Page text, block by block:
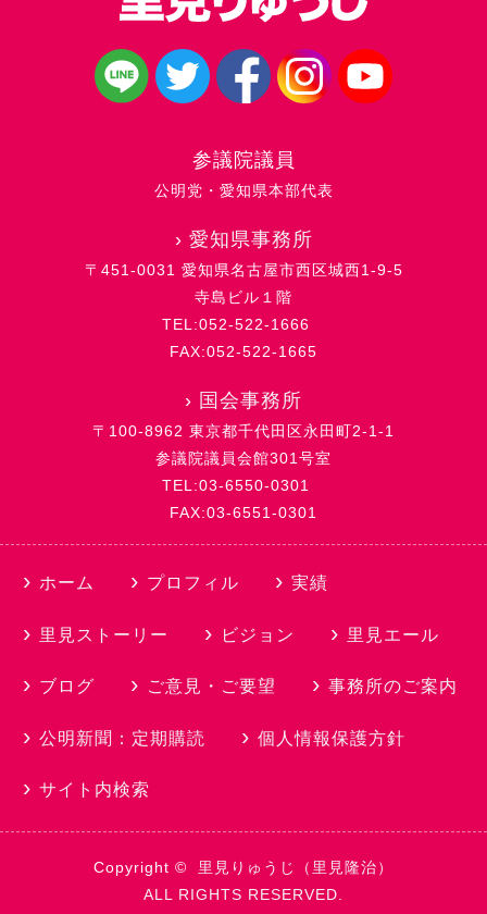
参議院議員
公明党・愛知県本部代表
› 愛知県事務所
〒451-0031 愛知県名古屋市西区城西1-9-5
寺島ビル１階
TEL:052-522-1666
FAX:052-522-1665
› 国会事務所
〒100-8962 東京都千代田区永田町2-1-1
参議院議員会館301号室
TEL:03-6550-0301
FAX:03-6551-0301
ホーム プロフィル 実績
里見ストーリー ビジョン 里見エール
ブログ ご意見・ご要望 事務所のご案内
公明新聞：定期購読 個人情報保護方針
サイト内検索
Copyright © 里見りゅうじ（里見隆治）
ALL RIGHTS RESERVED.